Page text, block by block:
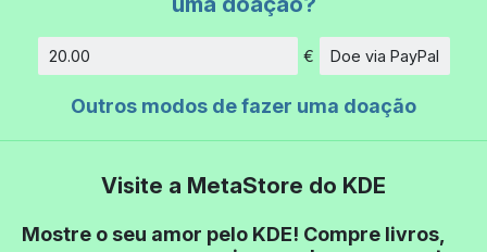
Quantidade
€ Doe via PayPal
Outros modos de fazer uma doação
Visite a MetaStore do KDE
Mostre o seu amor pelo KDE! Compre livros,